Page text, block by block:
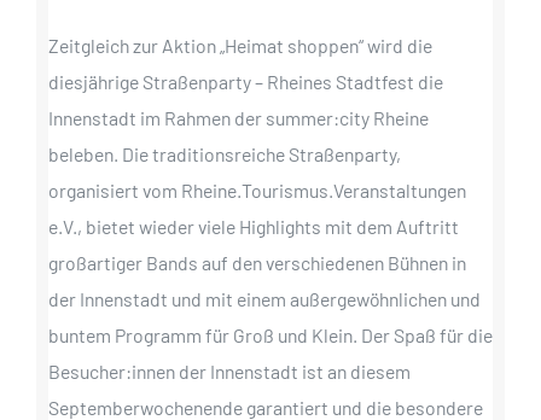
Zeitgleich zur Aktion „Heimat shoppen“ wird die
diesjährige Straßenparty – Rheines Stadtfest die
Innenstadt im Rahmen der summer:city Rheine
beleben. Die traditionsreiche Straßenparty,
organisiert vom Rheine.Tourismus.Veranstaltungen
e.V., bietet wieder viele Highlights mit dem Auftritt
großartiger Bands auf den verschiedenen Bühnen in
der Innenstadt und mit einem außergewöhnlichen und
buntem Programm für Groß und Klein. Der Spaß für die
Besucher:innen der Innenstadt ist an diesem
Septemberwochenende garantiert und die besondere